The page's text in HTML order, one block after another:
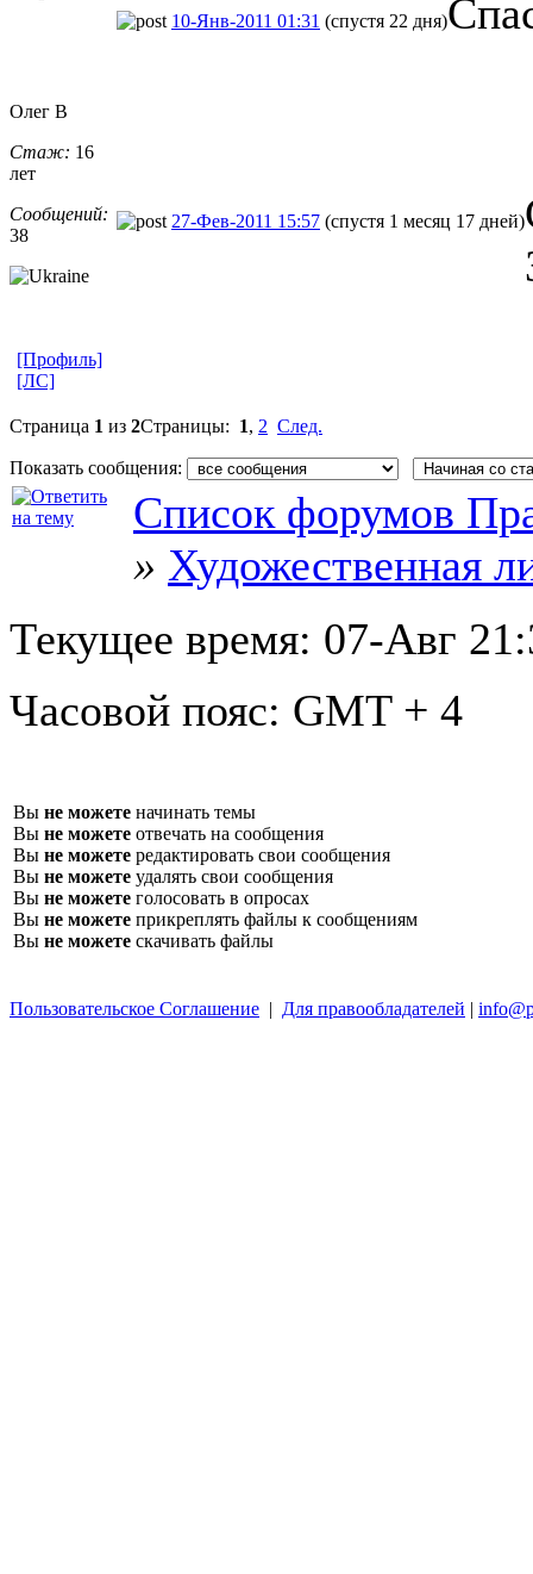
10-Янв-2011 01:31 (спустя 22 дня)
Олег В
Стаж: 16
лет
Сообщений:
38
27-Фев-2011 15:57 (спустя 1 месяц 17 дней)
[Профиль]
[ЛС]
Страница 1 из 2Страницы: 1, 2 След.
Показать сообщения:
Список форумов
» Художественная
Текущее время: 07-Авг
Часовой пояс: GMT + 4
Вы не можете начинать темы
Вы не можете отвечать на сообщения
Вы не можете редактировать свои сообщения
Вы не можете удалять свои сообщения
Вы не можете голосовать в опросах
Вы не можете прикреплять файлы к сообщениям
Вы не можете скачивать файлы
Пользовательское Соглашение | Для правообладателей |